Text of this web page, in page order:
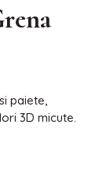
paiete,
3D micute.